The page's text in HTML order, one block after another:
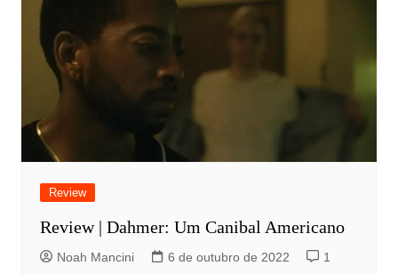
Review
Review | Dahmer: Um Canibal Americano
Noah Mancini 6 de outubro de 2022 1